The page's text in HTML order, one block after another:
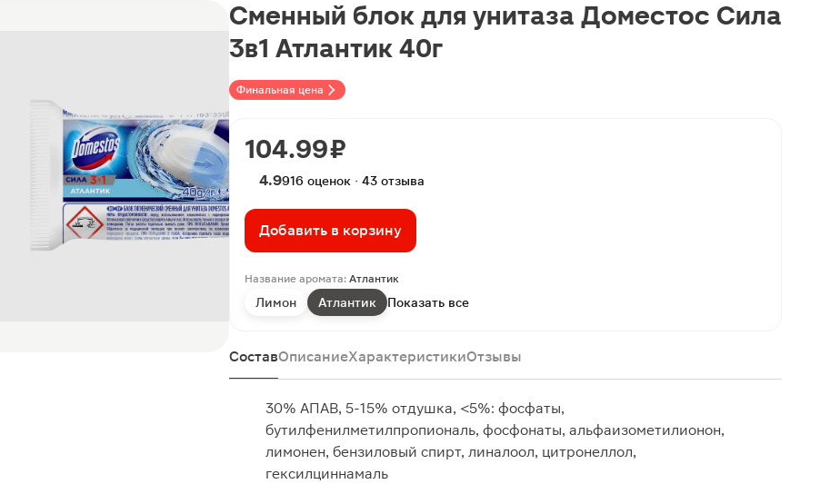
Финальная цена
Сменный блок для унитаза Доместос Сила
3в1 Атлантик 40г
104.99 ₽
4.9916 оценок · 43 отзыва
Добавить в корзину
Название аромата: Атлантик
Лимон Атлантик Показать все
СоставОписаниеХарактеристикиОтзывы
30% АПАВ, 5-15% отдушка, <5%: фосфаты,
бутилфенилметилпропиональ, фосфонаты, альфаизометилионон,
лимонен, бензиловый спирт, линалоол, цитронеллол,
гексилциннамаль